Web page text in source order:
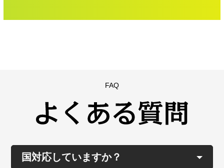
FAQ
国対応していますか？